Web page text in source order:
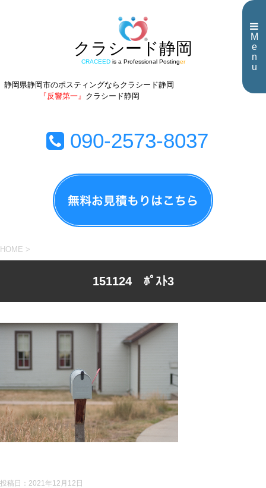
M
e
n
u
クラシード静岡
CRACEEDis a Professional Postinger
静岡県静岡市のポスティングならクラシード静岡
『反響第一』 クラシード静岡
090-2573-8037
HOME >
151124 ﾎﾟｽﾄ3
投稿日： 2021年12月12日